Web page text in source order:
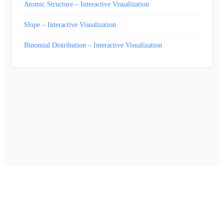
Atomic Structure – Interactive Visualization
Slope – Interactive Visualization
Binomial Distribution – Interactive Visualization